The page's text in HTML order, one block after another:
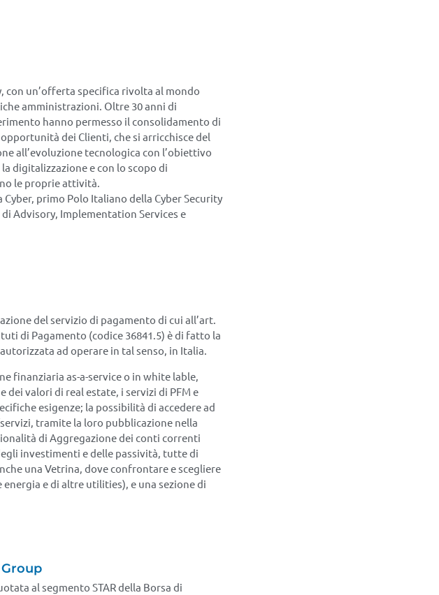
con un’offerta specifica rivolta al mondo
amministrazioni. Oltre 30 anni di
hanno permesso il consolidamento di
dei Clienti, che si arricchisce del
all’evoluzione tecnologica con l’obiettivo
digitalizzazione e con lo scopo di
le proprie attività.
primo Polo Italiano della Cyber Security
Advisory, Implementation Services e
del servizio di pagamento di cui all’art.
di Pagamento (codice 36841.5) è di fatto la
ad operare in tal senso, in Italia.
finanziaria as-a-service o in white lable,
dei valori di real estate, i servizi di PFM e
esigenze; la possibilità di accedere ad
tramite la loro pubblicazione nella
di Aggregazione dei conti correnti
investimenti e delle passività, tutte di
una Vetrina, dove confrontare e scegliere
e di altre utilities), e una sezione di
al segmento STAR della Borsa di